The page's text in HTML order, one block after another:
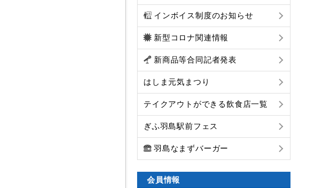
インボイス制度のお知らせ
新型コロナ関連情報
新商品等合同記者発表
はしま元気まつり
テイクアウトができる飲食店一覧
ぎふ羽島駅前フェス
羽島なまずバーガー
会員情報